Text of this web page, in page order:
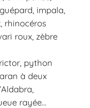
impala,
rhinocéros
roux, zèbre
python
à deux
rayée…